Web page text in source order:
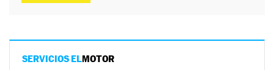
SERVICIOS ELMOTOR